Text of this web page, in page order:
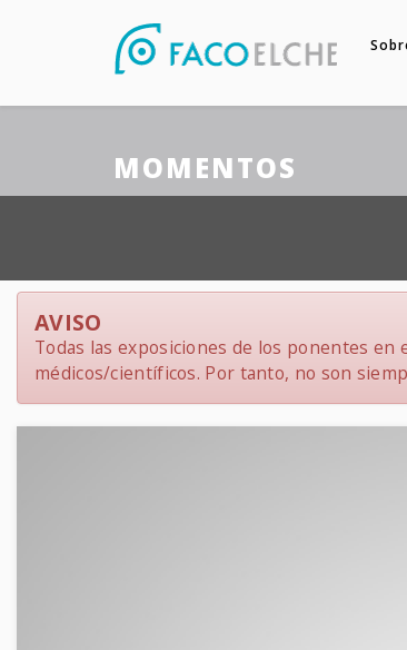
MOMENTOS
AVISO
Todas las exposiciones de los ponentes
médicos/científicos. Por tanto, no son